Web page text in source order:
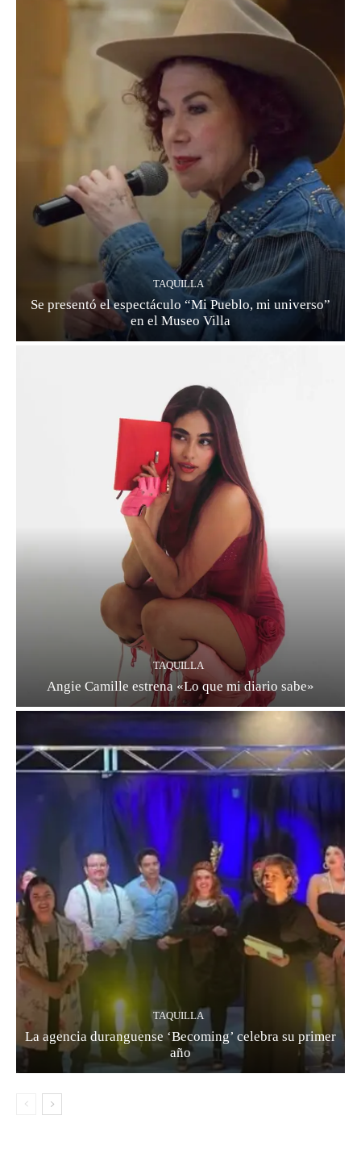
TAQUILLA
Se presentó el espectáculo “Mi Pueblo, mi universo”
en el Museo Villa
TAQUILLA
Angie Camille estrena «Lo que mi diario sabe»
TAQUILLA
La agencia duranguense ‘Becoming’ celebra su primer
año